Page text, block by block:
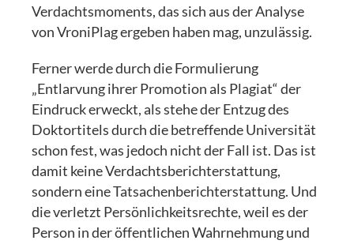
Verdachtsmoments, das sich aus der Analyse
von VroniPlag ergeben haben mag, unzulässig.
Ferner werde durch die Formulierung
„Entlarvung ihrer Promotion als Plagiat“ der
Eindruck erweckt, als stehe der Entzug des
Doktortitels durch die betreffende Universität
schon fest, was jedoch nicht der Fall ist. Das ist
damit keine Verdachtsberichterstattung,
sondern eine Tatsachenberichterstattung. Und
die verletzt Persönlichkeitsrechte, weil es der
Person in der öffentlichen Wahrnehmung und